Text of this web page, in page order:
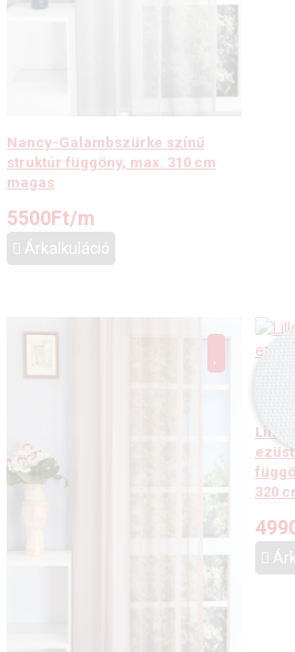
Nancy-Galambszürke színű
struktúr függöny, max. 310 cm
magas
5500Ft/m
Árkalkuláció
Lille
320